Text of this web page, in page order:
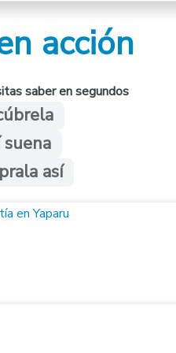
acción
saber en segundos
así